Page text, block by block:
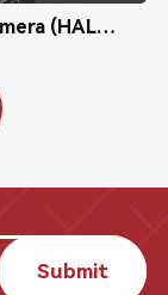
ALFA ROMEO Giulia 2015 Front Camera (HALF) Calibration
Submit